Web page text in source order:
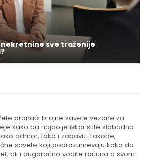
sve traženije
pronaći brojne savete vezane za
kako da najbolje iskoristite slobodno
odmor, tako i zabavu. Takođe,
savete koji podrazumevaju kako da
ali i dugoročno vodite računa o svom